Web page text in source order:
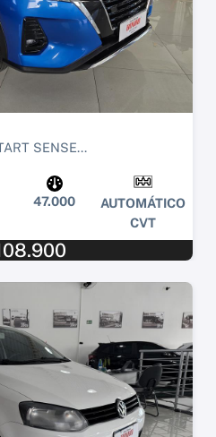
SENSE...
47.000
AUTOMÁTICO
CVT